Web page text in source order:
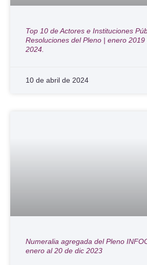
Top 10 de Actores e Instituciones
Resoluciones del Pleno | enero
2024.
10 de abril de 2024
Numeralia agregada del Pleno
enero al 20 de dic 2023